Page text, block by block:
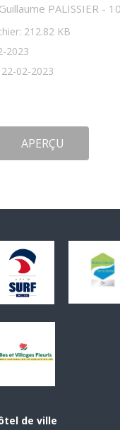
PALISSIER -
212.82 KB
2023
02-2023
APERÇU
de ville